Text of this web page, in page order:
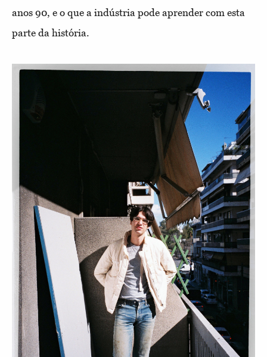
anos 90, e o que a indústria pode aprender com esta
parte da história.